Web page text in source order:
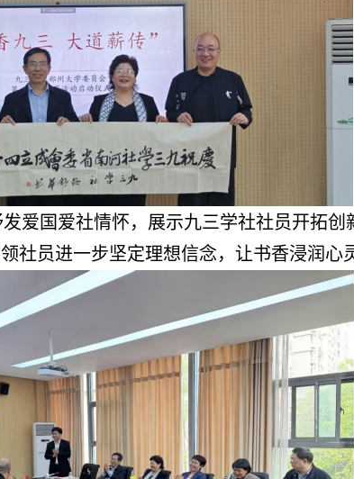
爱国爱社情怀，展示九三学社社员开拓创
社员进一步坚定理想信念，让书香浸润心